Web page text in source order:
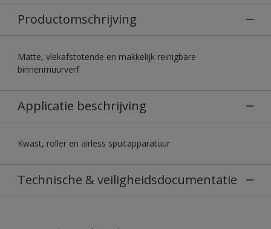
Productomschrijving
Matte, vlekafstotende en makkelijk reinigbare
binnenmuurverf
Applicatie beschrijving
Kwast, roller en airless spuitapparatuur
Technische & veiligheidsdocumentatie